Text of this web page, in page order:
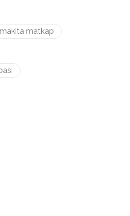
makita matkap